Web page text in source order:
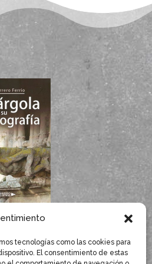
tecnologías como las cookies para
El consentimiento de estas
las
el libro de
Herrero.